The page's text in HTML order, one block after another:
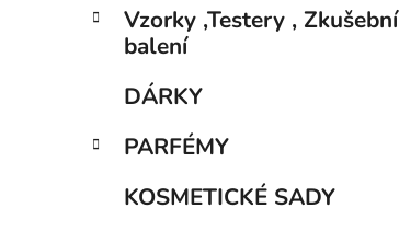
Vzorky ,Testery , Zkušební
balení
DÁRKY
PARFÉMY
KOSMETICKÉ SADY